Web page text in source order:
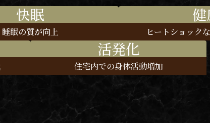
快眠
睡眠の質が向上 ヒートショック
活発化
住宅内での身体活動増加